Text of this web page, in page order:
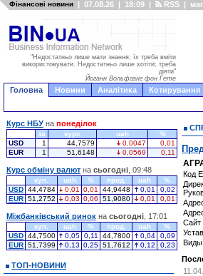
Фінансові новини | 07.08.26 | 18:09 | RSS |
"Недостатньо лише мати знання; їх треба вміти
використовувати. Недостатньо лише хотіти; треба
діяти"
Йоганн Вольфганг фон Гете
Головна Новини Аналітика Котирування
Код
Сайт
Виды
Курс НБУ на понеділок
за курс uah
%
USD
1 44,7579 0,0047
0,01
EUR
1 51,6148 0,0569 0,11
Курс обміну валют на сьогодні , 09:48
куп. uah % прод. uah
%
USD 44,4784 0,01 0,01 44,9448 0,01
0,02
EUR 51,2752 0,03 0,06 51,9080 0,01 0,01
Міжбанківський ринок на сьогодні , 17:01
куп. uah % прод. uah
%
USD 44,7500 0,05 0,11 44,7800 0,04
0,09
EUR 51,7399 0,13 0,25 51,7612 0,12 0,23
ТОП-НОВИНИ